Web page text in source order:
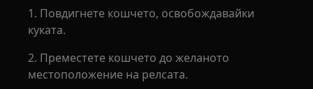
1. Повдигнете кошчето, освобождавайки
куката.
2. Преместете кошчето до желаното
местоположение на релсата.